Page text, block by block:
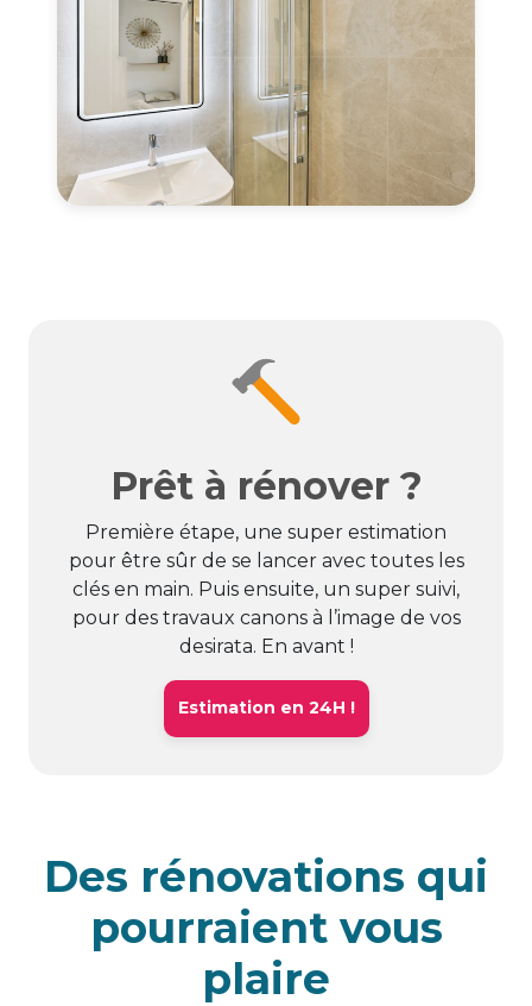
Prêt à rénover ?
Première étape, une super estimation
pour être sûr de se lancer avec toutes les
clés en main. Puis ensuite, un super suivi,
pour des travaux canons à l’image de vos
desirata. En avant !
Estimation en 24H !
Des rénovations qui
pourraient vous
plaire